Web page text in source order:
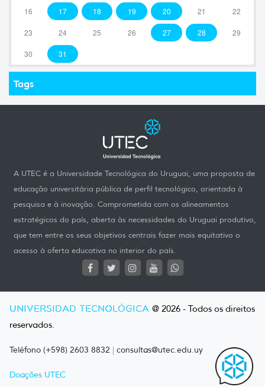
16 17 18 19 20 21 22
23 24 25 26 27 28 29
30 31
Tags
A UTEC é a Universidade Tecnológica do Uruguai, uma proposta de
educação universitária pública de perfil tecnológico, orientada à
pesquisa e à inovação. Comprometida com os alineamentos
estratégicos do país, aberta às necessidades do Uruguai produtivo,
que tem entre os seus objetivos centrais fazer mais equitativo o
acesso à oferta educativa no interior do país.
UNIVERSIDAD TECNOLÓGICA @ 2026 - Todos os direitos
reservados.
Teléfono (+598) 2603 8832 | consultas@utec.edu.uy
Doações UTEC